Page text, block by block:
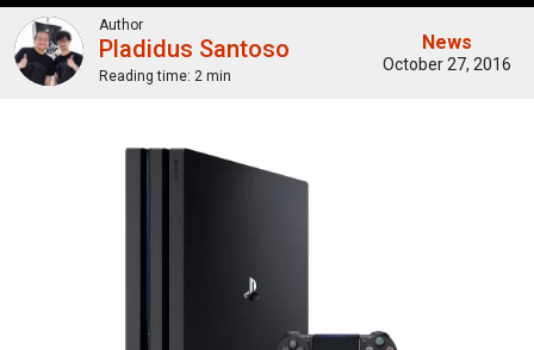
Author
Pladidus Santoso
Reading time: 2 min
News
October 27, 2016